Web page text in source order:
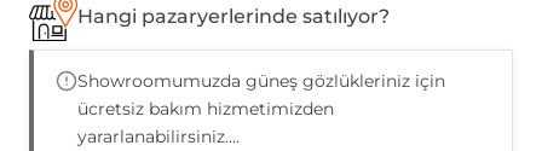
Hangi pazaryerlerinde satılıyor?
Showroomumuzda güneş gözlükleriniz için
ücretsiz bakım hizmetimizden
yararlanabilirsiniz....